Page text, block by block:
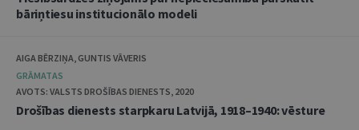
bāriņtiesu institucionālo modeli
AIGA BĒRZIŅA, GUNTIS VĀVERIS
GRĀMATAS
AVOTS: VALSTS DROŠĪBAS DIENESTS, 2020
Drošības dienests starpkaru Latvijā, 1918–1940: vēsture